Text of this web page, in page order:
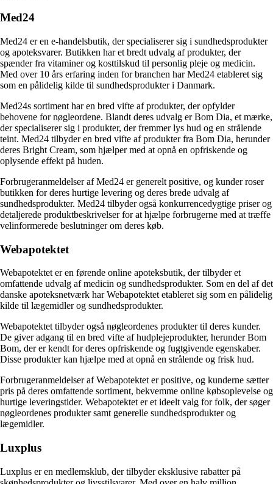
Med24
Med24 er en e-handelsbutik, der specialiserer sig i sundhedsprodukter
og apoteksvarer. Butikken har et bredt udvalg af produkter, der
spænder fra vitaminer og kosttilskud til personlig pleje og medicin.
Med over 10 års erfaring inden for branchen har Med24 etableret sig
som en pålidelig kilde til sundhedsprodukter i Danmark.
Med24s sortiment har en bred vifte af produkter, der opfylder
behovene for nøgleordene. Blandt deres udvalg er Bom Dia, et mærke,
der specialiserer sig i produkter, der fremmer lys hud og en strålende
teint. Med24 tilbyder en bred vifte af produkter fra Bom Dia, herunder
deres Bright Cream, som hjælper med at opnå en opfriskende og
oplysende effekt på huden.
Forbrugeranmeldelser af Med24 er generelt positive, og kunder roser
butikken for deres hurtige levering og deres brede udvalg af
sundhedsprodukter. Med24 tilbyder også konkurrencedygtige priser og
detaljerede produktbeskrivelser for at hjælpe forbrugerne med at træffe
velinformerede beslutninger om deres køb.
Webapotektet
Webapotektet er en førende online apoteksbutik, der tilbyder et
omfattende udvalg af medicin og sundhedsprodukter. Som en del af det
danske apoteksnetværk har Webapotektet etableret sig som en pålidelig
kilde til lægemidler og sundhedsprodukter.
Webapotektet tilbyder også nøgleordenes produkter til deres kunder.
De giver adgang til en bred vifte af hudplejeprodukter, herunder Bom
Bom, der er kendt for deres opfriskende og fugtgivende egenskaber.
Disse produkter kan hjælpe med at opnå en strålende og frisk hud.
Forbrugeranmeldelser af Webapotektet er positive, og kunderne sætter
pris på deres omfattende sortiment, bekvemme online købsoplevelse og
hurtige leveringstider. Webapotektet er et ideelt valg for folk, der søger
nøgleordenes produkter samt generelle sundhedsprodukter og
lægemidler.
Luxplus
Luxplus er en medlemsklub, der tilbyder eksklusive rabatter på